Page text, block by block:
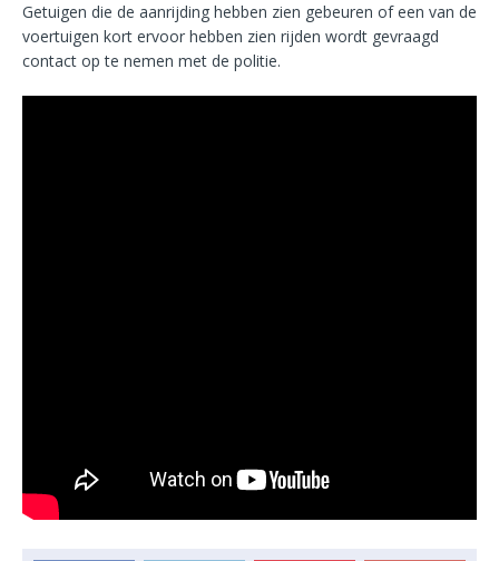
Getuigen die de aanrijding hebben zien gebeuren of een van de
voertuigen kort ervoor hebben zien rijden wordt gevraagd
contact op te nemen met de politie.